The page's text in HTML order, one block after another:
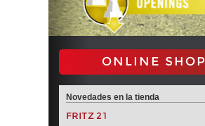
ONLINE SHOP
Novedades en la tienda
FRITZ 21